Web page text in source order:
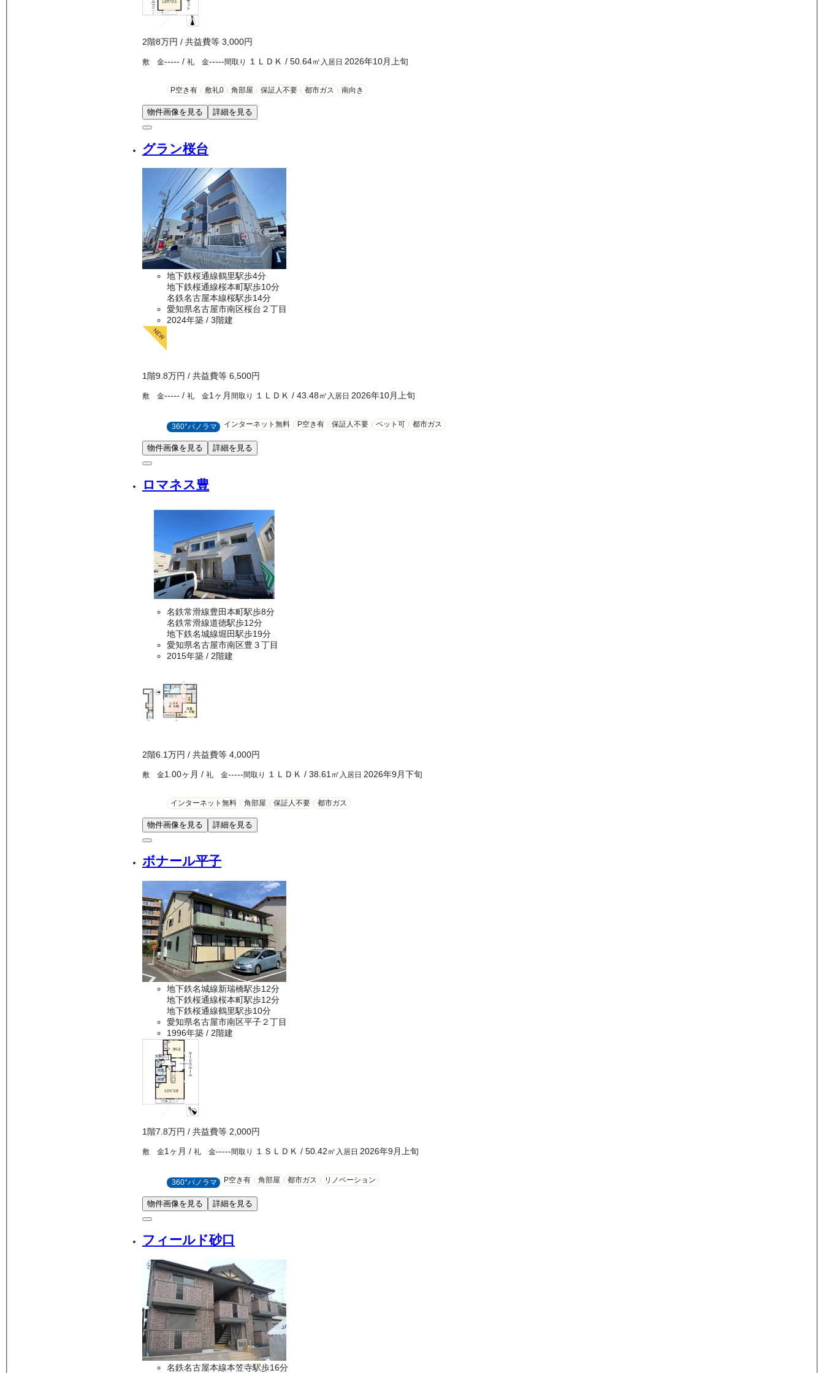
2階8万円 / 共益費等 3,000円
敷 金----- / 礼 金-----間取り １ＬＤＫ / 50.64㎡ 入居日 2026年10月上旬
P空き有 敷礼0 角部屋 保証人不要 都市ガス 南向き
物件画像を見る 詳細を見る
グラン桜台
地下鉄桜通線鶴里駅歩4分
地下鉄桜通線桜本町駅歩10分
名鉄名古屋本線桜駅歩14分
愛知県名古屋市南区桜台２丁目
2024年築 / 3階建
1階9.8万円 / 共益費等 6,500円
敷 金----- / 礼 金1ヶ月 間取り １ＬＤＫ / 43.48㎡ 入居日 2026年10月上旬
360°パノラマ インターネット無料 P空き有 保証人不要 ペット可 都市ガス
物件画像を見る 詳細を見る
ロマネス豊
名鉄常滑線豊田本町駅歩8分
名鉄常滑線道徳駅歩12分
地下鉄名城線堀田駅歩19分
愛知県名古屋市南区豊３丁目
2015年築 / 2階建
2階6.1万円 / 共益費等 4,000円
敷 金1.00ヶ月 / 礼 金-----間取り １ＬＤＫ / 38.61 ㎡ 入居日 2026年9月下旬
インターネット無料 角部屋 保証人不要 都市ガス
物件画像を見る 詳細を見る
ボナール平子
地下鉄名城線新瑞橋駅歩12分
地下鉄桜通線桜本町駅歩12分
地下鉄桜通線鶴里駅歩10分
愛知県名古屋市南区平子２丁目
1996年築 / 2階建
1 階7.8万円 / 共益費等 2,000円
敷 金1ヶ月 / 礼 金-----間取り １ＳＬＤＫ / 50.42㎡ 入居日 2026年9月上旬
360°パノラマ P空き有 角部屋 都市ガス リノベーション
物件画像を見る 詳細を見る
フィールド砂口
名鉄名古屋本線本笠寺駅歩16分